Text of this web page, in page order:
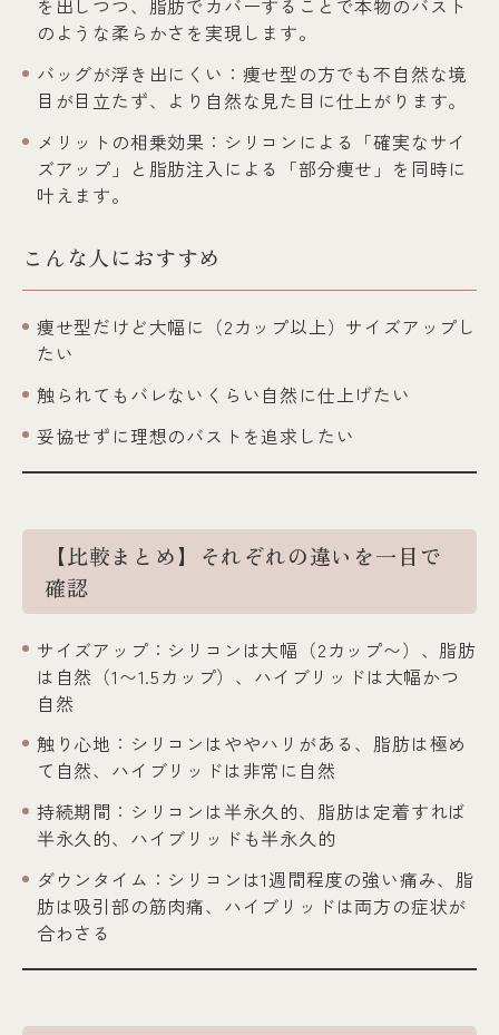
を出しつつ、脂肪でカバーすることで本物のバスト
のような柔らかさを実現します。
バッグが浮き出にくい：痩せ型の方でも不自然な境
目が目立たず、より自然な見た目に仕上がります。
メリットの相乗効果：シリコンによる「確実なサイ
ズアップ」と脂肪注入による「部分痩せ」を同時に
叶えます。
こんな人におすすめ
痩せ型だけど大幅に（2カップ以上）サイズアップし
たい
触られてもバレないくらい自然に仕上げたい
妥協せずに理想のバストを追求したい
【比較まとめ】それぞれの違いを一目で
確認
サイズアップ：シリコンは大幅（2カップ〜）、脂肪
は自然（1〜1.5カップ）、ハイブリッドは大幅かつ
自然
触り心地：シリコンはややハリがある、脂肪は極め
て自然、ハイブリッドは非常に自然
持続期間：シリコンは半永久的、脂肪は定着すれば
半永久的、ハイブリッドも半永久的
ダウンタイム：シリコンは1週間程度の強い痛み、脂
肪は吸引部の筋肉痛、ハイブリッドは両方の症状が
合わさる